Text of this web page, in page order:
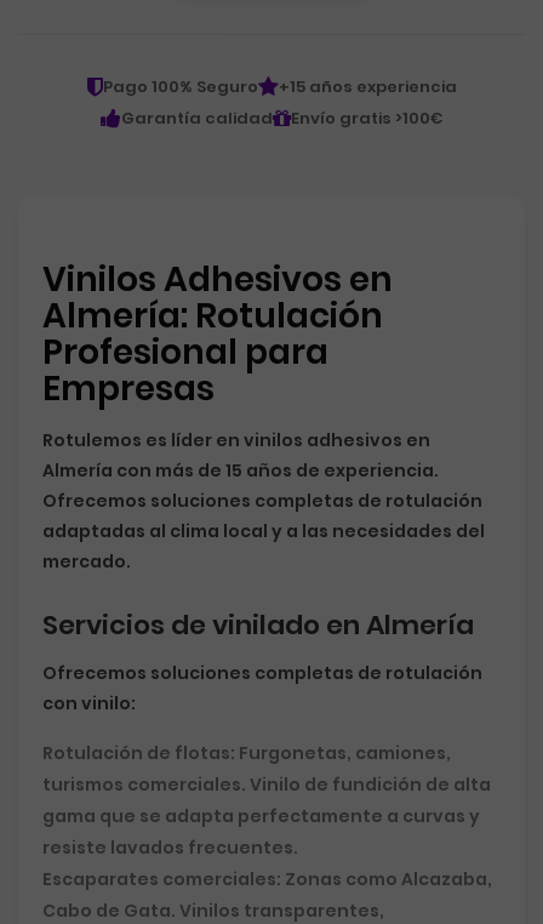
Pago 100% Seguro
+15 años experiencia
Garantía calidad
Envío gratis >100€
Vinilos Adhesivos en
Almería: Rotulación
Profesional para
Empresas
Rotulemos es líder en vinilos adhesivos en
Almería con más de 15 años de experiencia.
Ofrecemos soluciones completas de rotulación
adaptadas al clima local y a las necesidades del
mercado.
Servicios de vinilado en Almería
Ofrecemos soluciones completas de rotulación
con vinilo:
Rotulación de flotas: Furgonetas, camiones,
turismos comerciales. Vinilo de fundición de alta
gama que se adapta perfectamente a curvas y
resiste lavados frecuentes.
Escaparates comerciales: Zonas como Alcazaba,
Cabo de Gata. Vinilos transparentes,